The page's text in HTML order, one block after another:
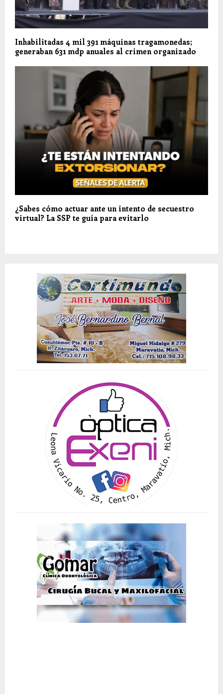
Inhabilitadas 4 mil 391 máquinas tragamonedas;
generaban 631 mdp anuales al crimen organizado
¿Sabes cómo actuar ante un intento de secuestro
virtual? La SSP te guía para evitarlo